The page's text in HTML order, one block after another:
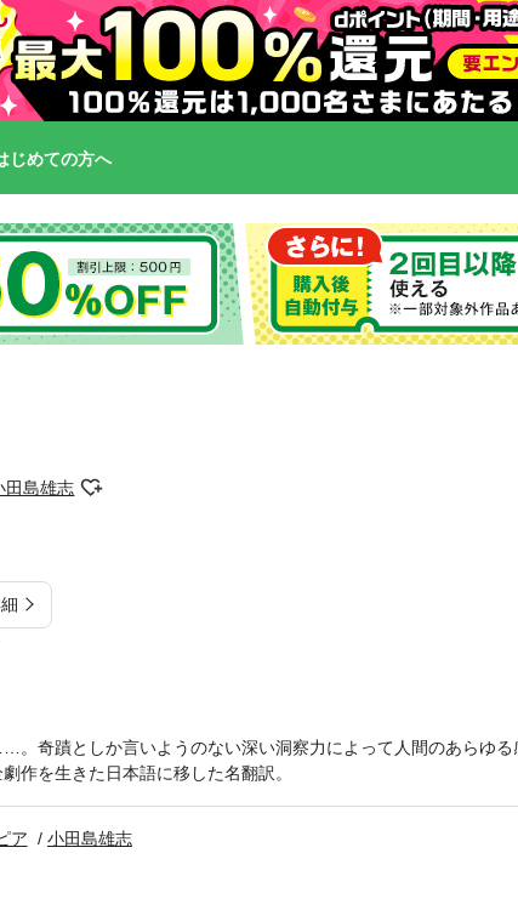
じめての方へ
田島雄志
。奇蹟としか言いようのない深い洞察力によって人間のあらゆる
作を生きた日本語に移した名翻訳。
ア
小田島雄志